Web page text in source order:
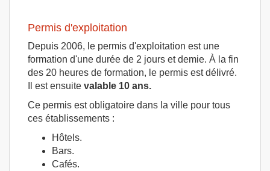
Permis d'exploitation
Depuis 2006, le permis d'exploitation est une
formation d'une durée de 2 jours et demie. À la fin
des 20 heures de formation, le permis est délivré.
Il est ensuite valable 10 ans.
Ce permis est obligatoire dans la ville pour tous
ces établissements :
Hôtels.
Bars.
Cafés.